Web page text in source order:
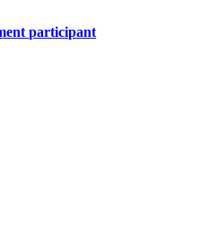
participant